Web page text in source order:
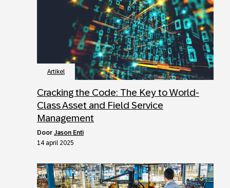
Artikel
Cracking the Code: The Key to World-
Class Asset and Field Service
Management
door Jason Enti
14 april 2025